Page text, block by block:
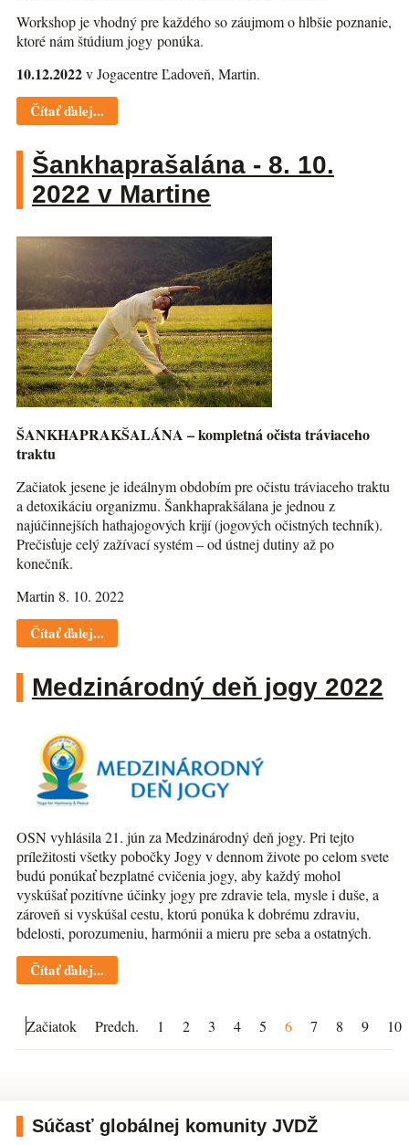
Workshop je vhodný pre každého so záujmom o hlbšie poznanie,
ktoré nám štúdium jogy ponúka.
10.12.2022v Jogacentre Ľadoveň, Martin.
Čítať ďalej...
Šankhaprašalána - 8. 10.
2022 v Martine
ŠANKHAPRAKŠALÁNA – kompletná očista tráviaceho
traktu
Začiatok jesene je ideálnym obdobím pre očistu tráviaceho traktu
a detoxikáciu organizmu. Šankhaprakšálana je jednou z
najúčinnejších hathajogových krijí (jogových očistných techník).
Prečisťuje celý zažívací systém – od ústnej dutiny až po
konečník.
Martin 8. 10. 2022
Čítať ďalej...
Medzinárodný deň jogy 2022
OSN vyhlásila 21. jún za Medzinárodný deň jogy. Pri tejto
príležitosti všetky pobočky Jogy v dennom živote po celom svete
budú ponúkať bezplatné cvičenia jogy, aby každý mohol
vyskúšať pozitívne účinky jogy pre zdravie tela, mysle i duše, a
zároveň si vyskúšal cestu, ktorú ponúka k dobrému zdraviu,
bdelosti, porozumeniu, harmónii a mieru pre seba a ostatných.
Čítať ďalej...
Začiatok Predch. 1 2 3 4 5 6 7 8 9 10
Súčasť globálnej komunity JVDŽ